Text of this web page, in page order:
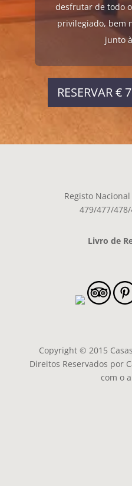
desfrutar de todo
privilegiado, bem
junto
RESERVAR
Registo
479/477/
Livro de
Copyright © 2015
Direitos Reservados por
com o